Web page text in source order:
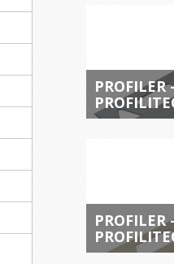
PROFILER